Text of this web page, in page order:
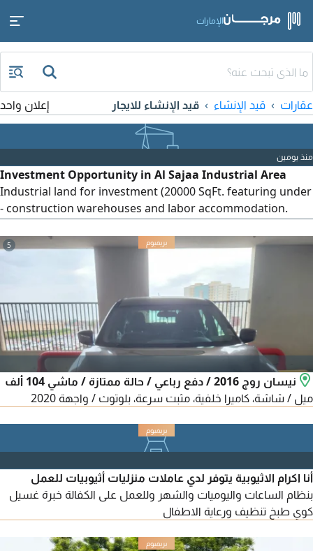
الإمارات
عقارات قيد الإنشاء قيد الإنشاء للايجار إعلان واحد
منذ يومين
Investment Opportunity in Al Sajaa Industrial Area
Industrial land for investment (20000 SqFt. featuring under
- construction warehouses and labor accommodation.
complete the project and take it over for investment.
Location Al Sajaa Industrial Area For direct inquiries and
details, please contact us
5
نيسان روج 2016 / دفع رباعي / حالة ممتازة / ماشي 104 ألف
ميل / شاشة، كاميرا خلفية، مثبت سرعة، بلوتوث / واجهة 2020
أنا اكرام الاثيوبية يتوفر لدي عاملات منزليات أثيوبيات للعمل
بنظام الساعات واليوميات والشهر وللعمل على الكفالة خبرة غسيل
كوي طبخ تنظيف ورعاية الاطفال